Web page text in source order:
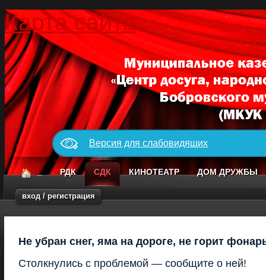
Карта сайта
Версия для слабовидящих
_ РДК СДК КИНОТЕАТР ДОМ ДРУЖБЫ
вход / регистрация
Не убран снег, яма на дороге, не горит
Столкнулись с проблемой — сообщите о ней!